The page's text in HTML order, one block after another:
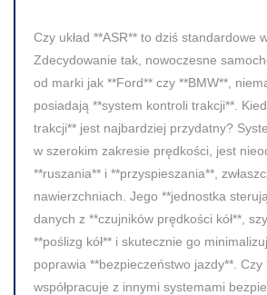
Czy układ **ASR** to dziś standardowe
Zdecydowanie tak, nowoczesne
od marki jak **Ford** czy **BMW**,
posiadają **system kontroli trakcji**.
trakcji** jest najbardziej przydatny?
w szerokim zakresie prędkości, jest
**ruszania** i **przyspieszania**,
nawierzchniach. Jego **jednostka
danych z **czujników prędkości kół**,
**poślizg kół** i skutecznie go
poprawia **bezpieczeństwo jazdy**.
współpracuje z innymi systemami